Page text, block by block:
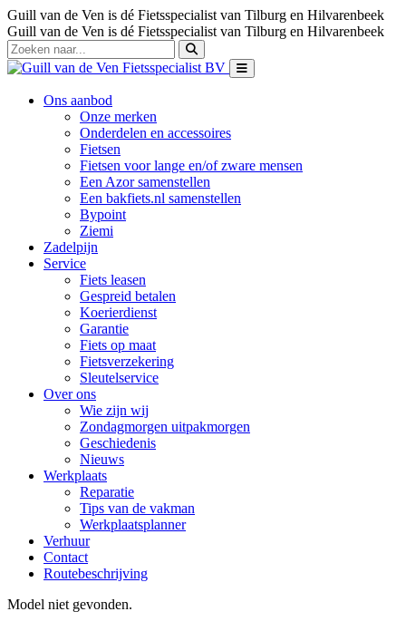
Guill van de Ven is dé Fietsspecialist van Tilburg en Hilvarenbeek
Guill van de Ven is dé Fietsspecialist van Tilburg en Hilvarenbeek
Ons aanbod
Onze merken
Onderdelen en accessoires
Fietsen
Fietsen voor lange en/of zware mensen
Een Azor samenstellen
Een bakfiets.nl samenstellen
Bypoint
Ziemi
Zadelpijn
Service
Fiets leasen
Gespreid betalen
Koerierdienst
Garantie
Fiets op maat
Fietsverzekering
Sleutelservice
Over ons
Wie zijn wij
Zondagmorgen uitpakmorgen
Geschiedenis
Nieuws
Werkplaats
Reparatie
Tips van de vakman
Werkplaatsplanner
Verhuur
Contact
Routebeschrijving
Model niet gevonden.